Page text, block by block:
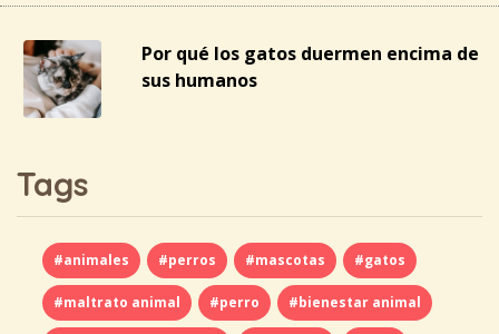
Por qué los gatos duermen encima de
sus humanos
Tags
#animales #perros #mascotas #gatos
#maltrato animal #perro #bienestar animal